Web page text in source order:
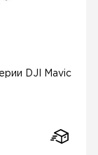
DJI Mavic